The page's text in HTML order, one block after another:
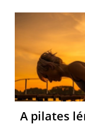
A pilates